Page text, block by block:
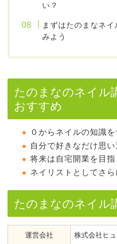
い？
まずはたのまなネ
みよう
たのまなのネイル
おすすめ
０からネイルの知識
自分で好きなだけ思
将来は自宅開業を目指
ネイリストとしてさ
たのまなのネイル
運営会社 株式会社ヒ